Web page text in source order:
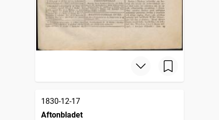
1830-12-17
Aftonbladet